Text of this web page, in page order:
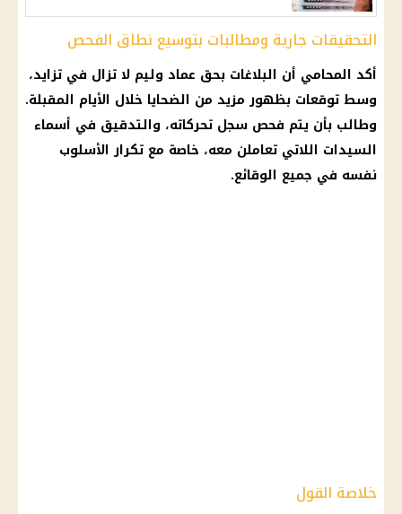
التحقيقات جارية ومطالبات بتوسيع نطاق الفحص
أكد المحامي أن البلاغات بحق عماد وليم لا تزال في تزايد،
وسط توقعات بظهور مزيد من الضحايا خلال الأيام المقبلة.
وطالب بأن يتم فحص سجل تحركاته، والتدقيق في أسماء
السيدات اللاتي تعاملن معه، خاصة مع تكرار الأسلوب
نفسه في جميع الوقائع.
خلاصة القول